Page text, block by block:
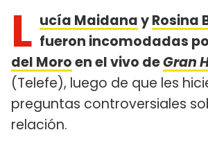
L ucía MaidanayRosina
fueron incomodadas
del Moroen el vivo deGran
(Telefe), luego de que les
preguntas controversiales
relación.